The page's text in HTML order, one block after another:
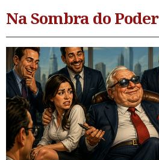
Na Sombra do Poder